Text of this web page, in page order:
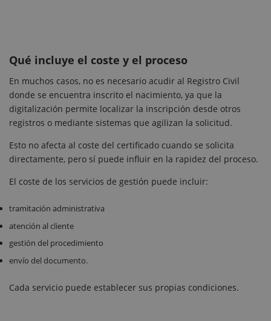
Qué incluye el coste y el proceso
En muchos casos, no es necesario acudir al Registro Civil
donde se encuentra inscrito el nacimiento, ya que la
digitalización permite localizar la inscripción desde otros
registros o mediante sistemas que agilizan la solicitud.
Esto no afecta al coste del certificado cuando se solicita
directamente, pero sí puede influir en la rapidez del proceso.
El coste de los servicios de gestión puede incluir:
tramitación administrativa
atención al cliente
gestión del procedimiento
envío del documento.
Cada servicio puede establecer sus propias condiciones.